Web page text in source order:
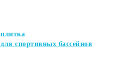
плитка
для спортивных бассейнов